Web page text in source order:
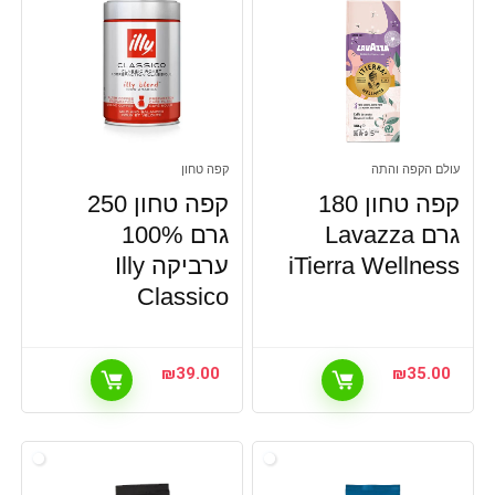
עולם הקפה והתה
קפה טחון 180
גרם Lavazza
iTierra Wellness
₪35.00
קפה טחון
קפה טחון 250
גרם 100%
ערביקה Illy
Classico
₪39.00